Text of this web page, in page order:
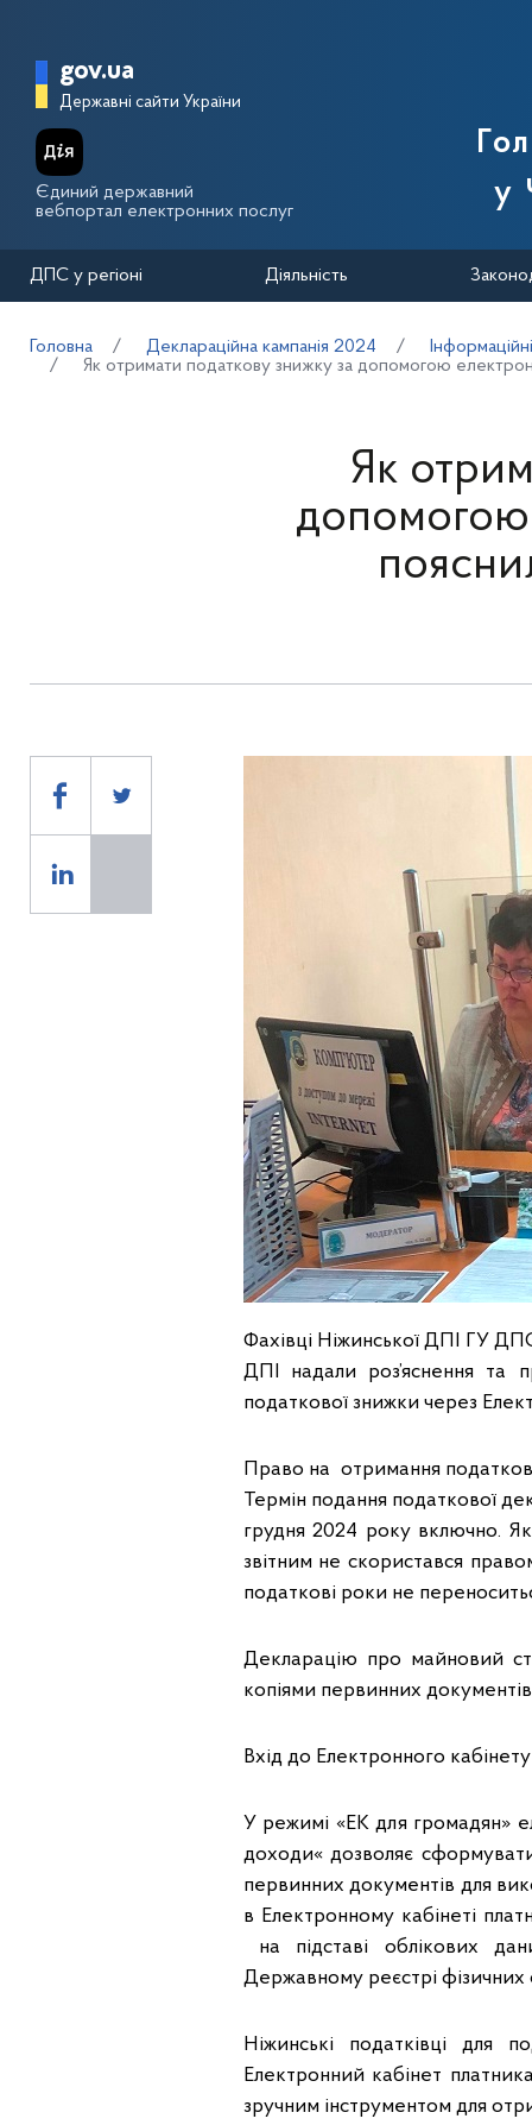
Головна сторінка Державної
gov.ua
Державні сайти України
Єдиний державний
вебпортал електронних послуг
у
ДПС у регіоні Діяльність
Головна Деклараційна кампанія 2024
Як отримати податкову знижку за допомогою
Як
допомогою
Фахівці Ніжинської ДПІ ГУ ДПС
ДПІ надали роз’яснення та
податкової знижки через
Право на отримання
Термін подання податкової
грудня 2024 року включно.
звітним не скористався
податкові роки не
Декларацію про майновий
копіями первинних
Вхід до Електронного
У режимі «ЕК для громадян»
доходи« дозволяє
первинних документів для
в Електронному кабінеті
на підставі облікових
Державному реєстрі фізичних
Ніжинські податківці для
Електронний кабінет
зручним інструментом для